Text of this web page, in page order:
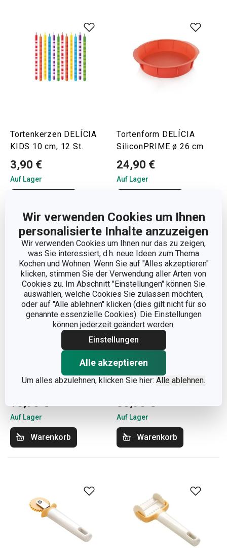
Wir verwenden Cookies um Ihnen
personalisierte Inhalte anzuzeigen
Wir verwenden Cookies um Ihnen nur das zu zeigen,
was Sie interessiert, d.h. neue Ideen zum Thema
Kochen und Wohnen. Wenn Sie auf "Alles akzeptieren"
klicken, stimmen Sie der Verwendung aller Arten von
Cookies zu. Im Abschnitt "Einstellungen" können Sie
auswählen, welche Cookies Sie zulassen möchten,
oder auf "Alle ablehnen" klicken (dies gilt nicht für so
genannte essenzielle Cookies). Die Einstellungen
können jederzeit geändert werden.
Einstellungen
Alle akzeptieren
Um alles abzulehnen, klicken Sie hier: Alle ablehnen.
Tortenkerzen DELÍCIA
KIDS 10 cm, 12 St.
3,90 €
Auf Lager
Tortenform DELÍCIA
SiliconPRIME ø 26 cm
24,90 €
Auf Lager
Toast- & Grillbeutel
DELÍCIA GOLD, 2+1 St.
10,90 €
Auf Lager
Warenkorb
Tiefes Backblech mit
Kunststoffhaube
DELÍCIA 36 x 25 cm
33,90 €
Auf Lager
Warenkorb